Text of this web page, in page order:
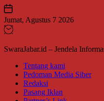
Skip
to
content
Jumat, Agustus 7 2026
SwaraJabar.id – Jendela
Tentang kami
Pedoman Media Siber
Redaksi
Pasang Iklan